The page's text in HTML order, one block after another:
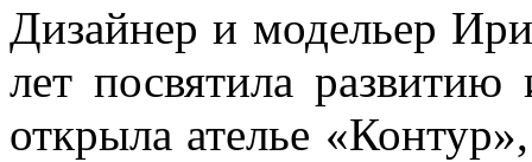
Дизайнер и модельер
лет посвятила
открыла ателье